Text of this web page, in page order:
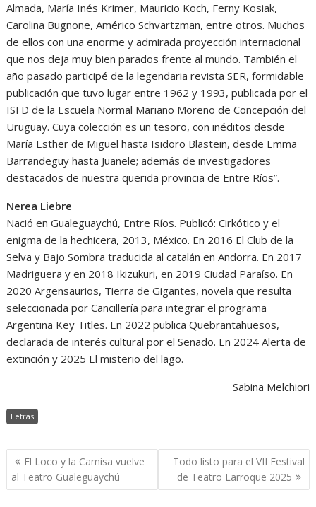
Almada, María Inés Krimer, Mauricio Koch, Ferny Kosiak,
Carolina Bugnone, Américo Schvartzman, entre otros. Muchos
de ellos con una enorme y admirada proyección internacional
que nos deja muy bien parados frente al mundo. También el
año pasado participé de la legendaria revista SER, formidable
publicación que tuvo lugar entre 1962 y 1993, publicada por el
ISFD de la Escuela Normal Mariano Moreno de Concepción del
Uruguay. Cuya colección es un tesoro, con inéditos desde
María Esther de Miguel hasta Isidoro Blastein, desde Emma
Barrandeguy hasta Juanele; además de investigadores
destacados de nuestra querida provincia de Entre Ríos”.
Nerea Liebre
Nació en Gualeguaychú, Entre Ríos. Publicó: Cirkótico y el
enigma de la hechicera, 2013, México. En 2016 El Club de la
Selva y Bajo Sombra traducida al catalán en Andorra. En 2017
Madriguera y en 2018 Ikizukuri, en 2019 Ciudad Paraíso. En
2020 Argensaurios, Tierra de Gigantes, novela que resulta
seleccionada por Cancillería para integrar el programa
Argentina Key Titles. En 2022 publica Quebrantahuesos,
declarada de interés cultural por el Senado. En 2024 Alerta de
extinción y 2025 El misterio del lago.
Sabina Melchiori
Letras
Navegación
de
entradas
El Loco y la Camisa vuelve
al Teatro Gualeguaychú
Todo listo para el VII Festival
de Teatro Larroque 2025